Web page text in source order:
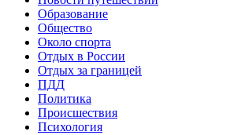
Образование
Общество
Около спорта
Отдых в России
Отдых за границей
ПДД
Политика
Происшествия
Психология